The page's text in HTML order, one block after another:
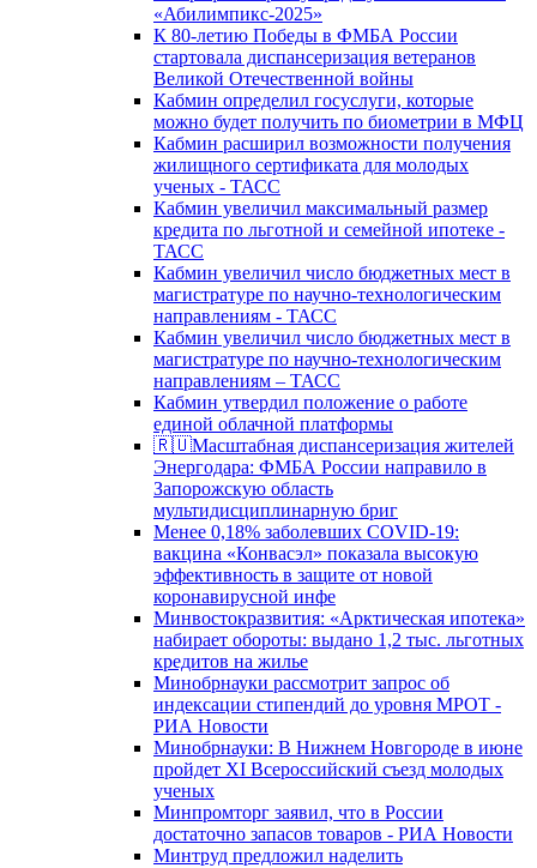
«Абилимпикс-2025»
К 80-летию Победы в ФМБА России
стартовала диспансеризация ветеранов
Великой Отечественной войны
Кабмин определил госуслуги, которые
можно будет получить по биометрии в МФЦ
Кабмин расширил возможности получения
жилищного сертификата для молодых
ученых - ТАСС
Кабмин увеличил максимальный размер
кредита по льготной и семейной ипотеке -
ТАСС
Кабмин увеличил число бюджетных мест в
магистратуре по научно-технологическим
направлениям - ТАСС
Кабмин увеличил число бюджетных мест в
магистратуре по научно-технологическим
направлениям – ТАСС
Кабмин утвердил положение о работе
единой облачной платформы
🇷🇺Масштабная диспансеризация жителей
Энергодара: ФМБА России направило в
Запорожскую область
мультидисциплинарную бриг
Менее 0,18% заболевших COVID-19:
вакцина «Конвасэл» показала высокую
эффективность в защите от новой
коронавирусной инфе
Минвостокразвития: «Арктическая ипотека»
набирает обороты: выдано 1,2 тыс. льготных
кредитов на жилье
Минобрнауки рассмотрит запрос об
индексации стипендий до уровня МРОТ -
РИА Новости
Минобрнауки: В Нижнем Новгороде в июне
пройдет XI Всероссийский съезд молодых
ученых
Минпромторг заявил, что в России
достаточно запасов товаров - РИА Новости
Минтруд предложил наделить